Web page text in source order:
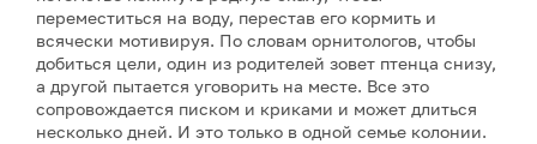
переместиться на воду, перестав его кормить и
всячески мотивируя. По словам орнитологов, чтобы
добиться цели, один из родителей зовет птенца снизу,
а другой пытается уговорить на месте. Все это
сопровождается писком и криками и может длиться
несколько дней. И это только в одной семье колонии.